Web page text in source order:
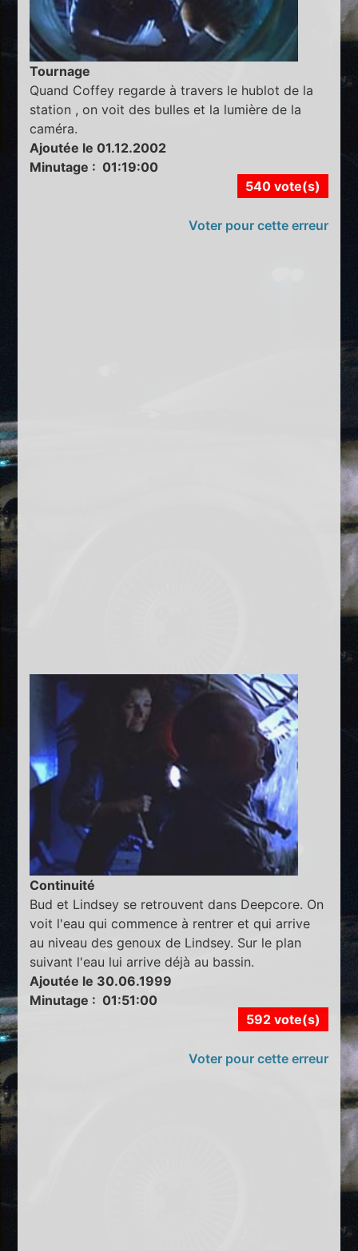
Tournage
Quand Coffey regarde à travers le hublot de la
station , on voit des bulles et la lumière de la
caméra.
Ajoutée le 01.12.2002
Minutage : 01:19:00
540 vote(s)
Voter pour cette erreur
Continuité
Bud et Lindsey se retrouvent dans Deepcore. On
voit l'eau qui commence à rentrer et qui arrive
au niveau des genoux de Lindsey. Sur le plan
suivant l'eau lui arrive déjà au bassin.
Ajoutée le 30.06.1999
Minutage : 01:51:00
592 vote(s)
Voter pour cette erreur